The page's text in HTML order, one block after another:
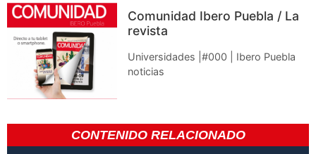
Comunidad Ibero Puebla / La
revista
Universidades |#000 | Ibero Puebla
noticias
CONTENIDO RELACIONADO